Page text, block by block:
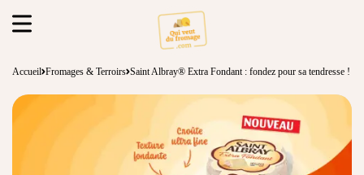
Accueil Fromages & Terroirs Saint Albray® Extra Fondant : fondez pour sa tendresse !